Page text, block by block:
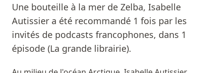
Une bouteille à la mer de Zelba, Isabelle
Autissier a été recommandé 1 fois par les
invités de podcasts francophones, dans 1
épisode (La grande librairie).